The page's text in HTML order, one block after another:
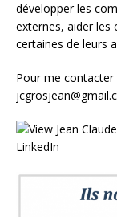
développer les
externes, aider les
certaines de leurs
Pour me contacter